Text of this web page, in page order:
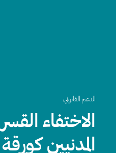
الدعم القانوني
الاختفاء
المدنيين